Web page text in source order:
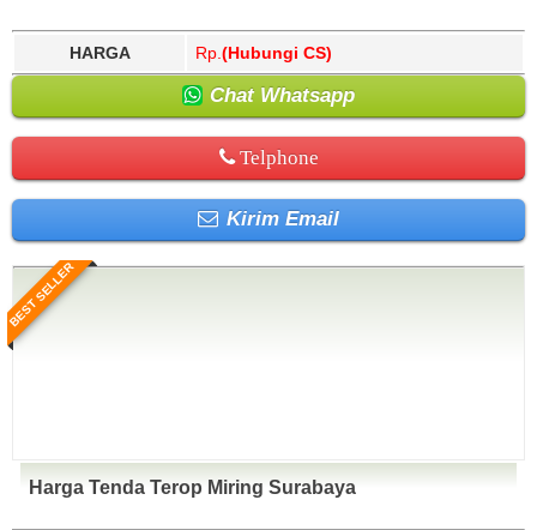
HARGA Rp. (Hubungi CS)
Chat Whatsapp
Telphone
Kirim Email
BEST SELLER
Harga Tenda Terop Miring Surabaya